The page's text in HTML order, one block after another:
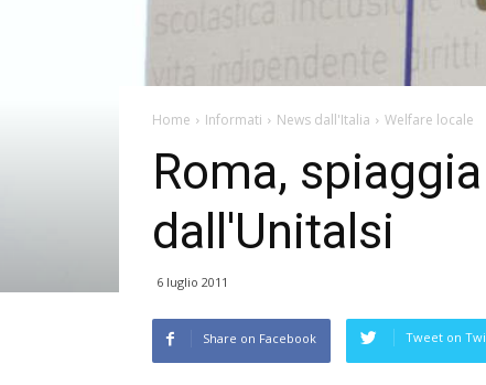
Home Informati News dall'Italia Welfare locale
Roma,
dall'Unitalsi
6 luglio 2011
Share on Facebook Tweet on